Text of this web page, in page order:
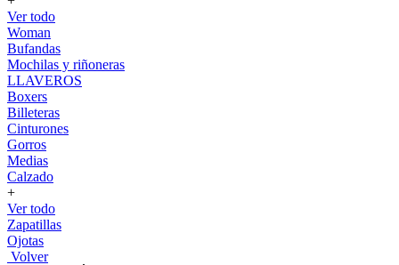
Ver todo
Woman
Bufandas
Mochilas y riñoneras
LLAVEROS
Boxers
Billeteras
Cinturones
Gorros
Medias
Calzado
+
Ver todo
Zapatillas
Ojotas
Volver